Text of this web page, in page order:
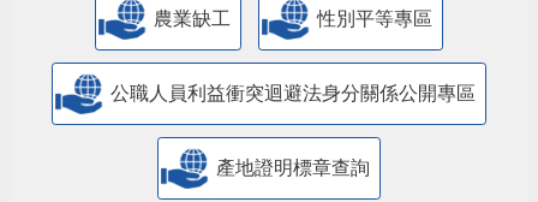
農業缺工 性別平等專區
公職人員利益衝突迴避法身分關係公開專區
產地證明標章查詢